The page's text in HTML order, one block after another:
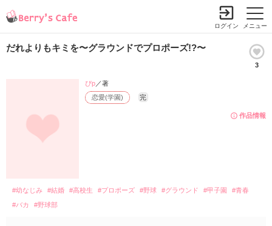
メニュー
ログイン
だれよりもキミを〜グラウンドでプロポーズ!?〜
3
作品情報
恋愛(学園) 完
ぴp／著
#幼なじみ #結婚 #高校生 #プロポーズ #野球 #グラウンド #甲子園
#青春
#バカ
#野球部